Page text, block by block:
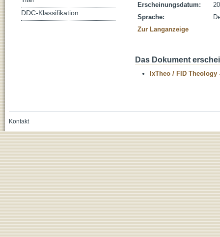
Erscheinungsdatum:
Sprache:
Zur Langanzeige
Das Dokument
IxTheo / FID Theology
DDC-Klassifikation
Kontakt